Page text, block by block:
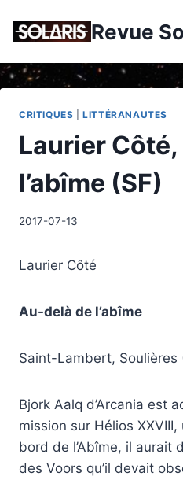
Revue
CRITIQUES |LITTÉRANAUTES
Laurier
l’abîme (SF)
2017-07-13
Laurier Côté
Au-delà de l’abîme
Saint-Lambert, Soulières
Bjork Aalq d’Arcania est
mission sur Hélios
bord de l’Abîme, il aurait
des Voors qu’il devait